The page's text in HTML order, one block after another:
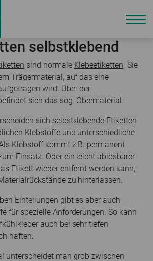
selbstklebend
sind normale Klebeetiketten. Sie
Trägermaterial, auf das eine
wird. Über der
sich das sog. Obermaterial.
sich selbstklebende Etiketten
Klebstoffe und unterschiedliche
Klebstoff kommt z.B. permanent
Einsatz. Oder ein leicht ablösbarer
Etikett wieder entfernt werden kann,
zu hinterlassen.
Einteilungen gibt es aber auch
für spezielle Anforderungen. So kann
auch bei sehr tiefen
haften.
unterscheidet man grob zwischen